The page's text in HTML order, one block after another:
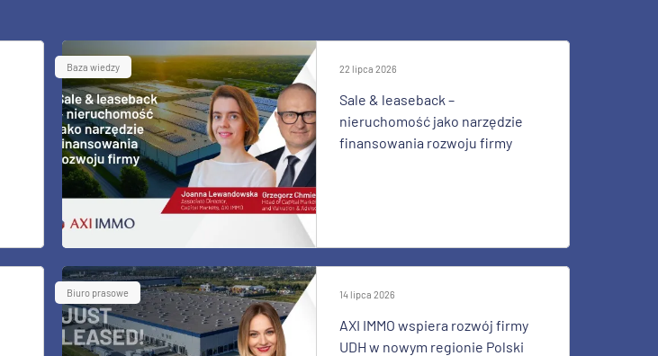
Baza wiedzy 22 lipca 2026
Sale & leaseback –
nieruchomość jako narzędzie
finansowania rozwoju firmy
Biuro prasowe 14 lipca 2026
AXI IMMO wspiera rozwój firmy
UDH w nowym regionie Polski